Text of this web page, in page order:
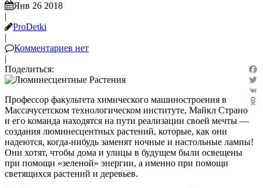
Янв 26 2018
|
ProDetki
|
Комментариев нет
|
Поделиться:
VK
Профессор факультета химического машиностроения в
Массачусетском технологическом институте, Майкл Страно
и его команда находятся на пути реализации своей мечты —
создания люминесцентных растений, которые, как они
надеются, когда-нибудь заменят ночные и настольные лампы!
Они хотят, чтобы дома и улицы в будущем были освещены
при помощи «зеленой» энергии, а именно при помощи
светящихся растений и деревьев.